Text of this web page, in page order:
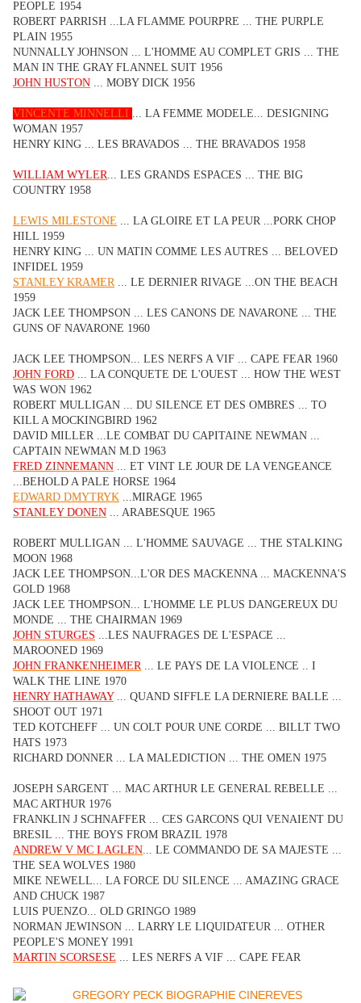
PEOPLE 1954
ROBERT PARRISH ...LA FLAMME POURPRE ... THE PURPLE
PLAIN 1955
NUNNALLY JOHNSON ... L'HOMME AU COMPLET GRIS ... THE
MAN IN THE GRAY FLANNEL SUIT 1956
JOHN HUSTON ... MOBY DICK 1956
VINCENTE MINNELLI ... LA FEMME MODELE... DESIGNING
WOMAN 1957
HENRY KING ... LES BRAVADOS ... THE BRAVADOS 1958
WILLIAM WYLER... LES GRANDS ESPACES ... THE BIG
COUNTRY 1958
LEWIS MILESTONE ... LA GLOIRE ET LA PEUR ...PORK CHOP
HILL 1959
HENRY KING ... UN MATIN COMME LES AUTRES ... BELOVED
INFIDEL 1959
STANLEY KRAMER... LE DERNIER RIVAGE ...ON THE BEACH
1959
JACK LEE THOMPSON ... LES CANONS DE NAVARONE ... THE
GUNS OF NAVARONE 1960
JACK LEE THOMPSON... LES NERFS A VIF ... CAPE FEAR 1960
JOHN FORD ... LA CONQUETE DE L'OUEST ... HOW THE WEST
WAS WON 1962
ROBERT MULLIGAN ... DU SILENCE ET DES OMBRES ... TO
KILL A MOCKINGBIRD 1962
DAVID MILLER ...LE COMBAT DU CAPITAINE NEWMAN ...
CAPTAIN NEWMAN M.D 1963
FRED ZINNEMANN ... ET VINT LE JOUR DE LA VENGEANCE
...BEHOLD A PALE HORSE 1964
EDWARD DMYTRYK ...MIRAGE 1965
STANLEY DONEN ... ARABESQUE 1965
ROBERT MULLIGAN ... L'HOMME SAUVAGE ... THE STALKING
MOON 1968
JACK LEE THOMPSON...L'OR DES MACKENNA ... MACKENNA'S
GOLD 1968
JACK LEE THOMPSON... L'HOMME LE PLUS DANGEREUX DU
MONDE ... THE CHAIRMAN 1969
JOHN STURGES ...LES NAUFRAGES DE L'ESPACE ...
MAROONED 1969
JOHN FRANKENHEIMER... LE PAYS DE LA VIOLENCE .. I
WALK THE LINE 1970
HENRY HATHAWAY... QUAND SIFFLE LA DERNIERE BALLE ...
SHOOT OUT 1971
TED KOTCHEFF ... UN COLT POUR UNE CORDE ... BILLT TWO
HATS 1973
RICHARD DONNER ... LA MALEDICTION ... THE OMEN 1975
JOSEPH SARGENT ... MAC ARTHUR LE GENERAL REBELLE ...
MAC ARTHUR 1976
FRANKLIN J SCHNAFFER ... CES GARCONS QUI VENAIENT DU
BRESIL ... THE BOYS FROM BRAZIL 1978
ANDREW V MC LAGLEN... LE COMMANDO DE SA MAJESTE ...
THE SEA WOLVES 1980
MIKE NEWELL... LA FORCE DU SILENCE ... AMAZING GRACE
AND CHUCK 1987
LUIS PUENZO... OLD GRINGO 1989
NORMAN JEWINSON ... LARRY LE LIQUIDATEUR ... OTHER
PEOPLE'S MONEY 1991
MARTIN SCORSESE ... LES NERFS A VIF ... CAPE FEAR